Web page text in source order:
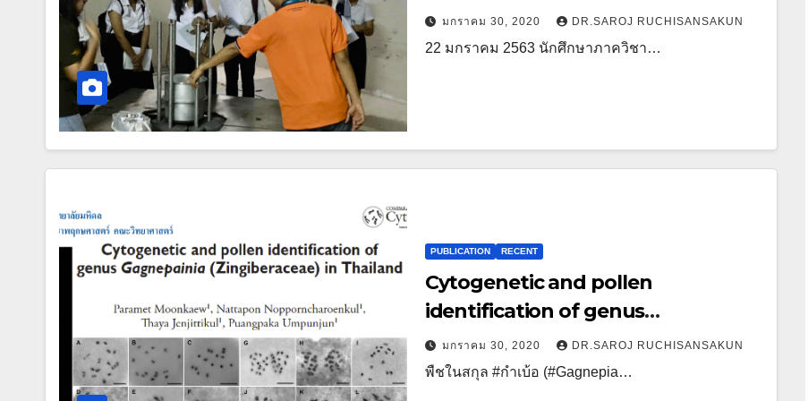
มกราคม 30, 2020 DR.SAROJ RUCHISANSAKUN
22 มกราคม 2563 นักศึกษาภาควิชา…
PUBLICATION RECENT
Cytogenetic and pollen
identification of genus
Gagnepainia (Zingiberaceae) in
Thailand
มกราคม 30, 2020 DR.SAROJ RUCHISANSAKUN
พืชในสกุล​ #กำเบ้อ​ (#Gagnepia…